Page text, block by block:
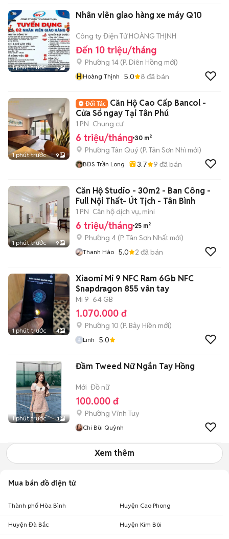
1 phút trước 5
Nhân viên giao hàng xe máy Q10
Công ty Điện Tử HOÀNG THỊNH
Đến 10 triệu/tháng
Phường 14 (P. Diên Hồng mới)
HHoàng Thịnh 5.0 8 đã bán
1 phút trước 9
Căn Hộ Cao Cấp Bancol -
Cửa Sổ ngay Tại Tân Phú
1 PN Chung cư
6 triệu/tháng 30 m²
Phường Tân Quý (P. Tân Sơn Nhì mới)
BĐS Trần Long 3.7 9 đã bán
1 phút trước 9
Căn Hộ Studio - 30m2 - Ban Công -
Full Nội Thất- Út Tịch - Tân Bình
1 PN Căn hộ dịch vụ, mini
6 triệu/tháng 25 m²
Phường 4 (P. Tân Sơn Nhất mới)
Thanh Hào 5.0 2 đã bán
1 phút trước 4
Xiaomi Mi 9 NFC Ram 6Gb NFC
Snapdragon 855 vân tay
Mi 9 64 GB
1.070.000 đ
Phường 10 (P. Bảy Hiền mới)
Linh 5.0
1 phút trước 1
Đầm Tweed Nữ Ngắn Tay Hồng
Mới Đồ nữ
100.000 đ
Phường Vĩnh Tuy
Chi Bùi Quỳnh
Xem thêm
Mua bán đồ điện tử
Thành phố Hòa Bình Huyện Cao Phong
Huyện Đà Bắc Huyện Kim Bôi